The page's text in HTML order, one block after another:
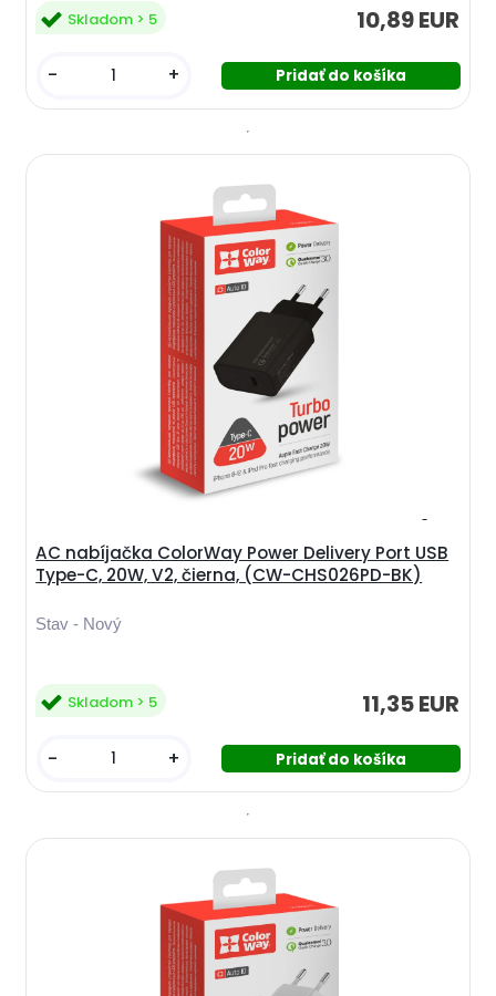
10,89 EUR
Skladom > 5
- +
AC nabíjačka ColorWay Power Delivery Port USB
Type-C, 20W, V2, čierna, (CW-CHS026PD-BK)
Stav - Nový
11,35 EUR
Skladom > 5
- +